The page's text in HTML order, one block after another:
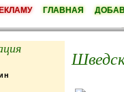
ГЛАВНАЯ